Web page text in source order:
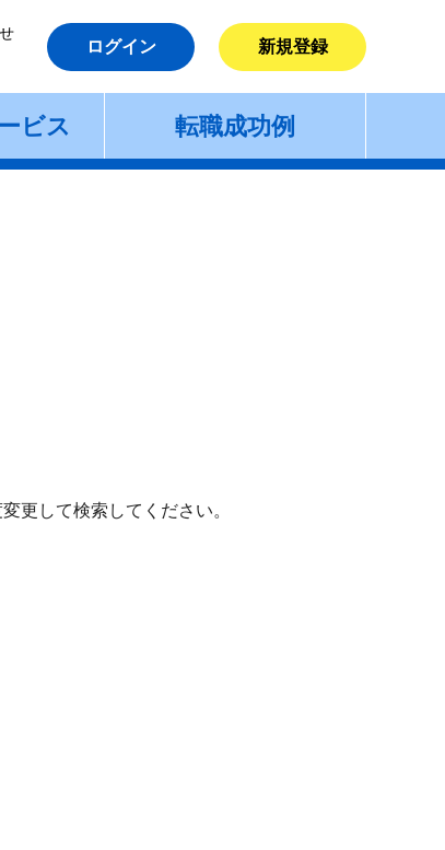
ログイン 新規登録
ビス 転職成功例
更して検索してください。